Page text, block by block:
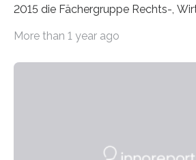
2015 die Fächergruppe Rechts-,
bei…
More than 1 year ago